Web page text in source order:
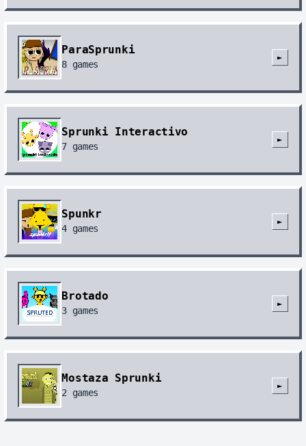
ParaSprunki
8 games
►
Sprunki Interactivo
7 games
►
Spunkr
4 games
►
Brotado
3 games
►
Mostaza Sprunki
2 games
►